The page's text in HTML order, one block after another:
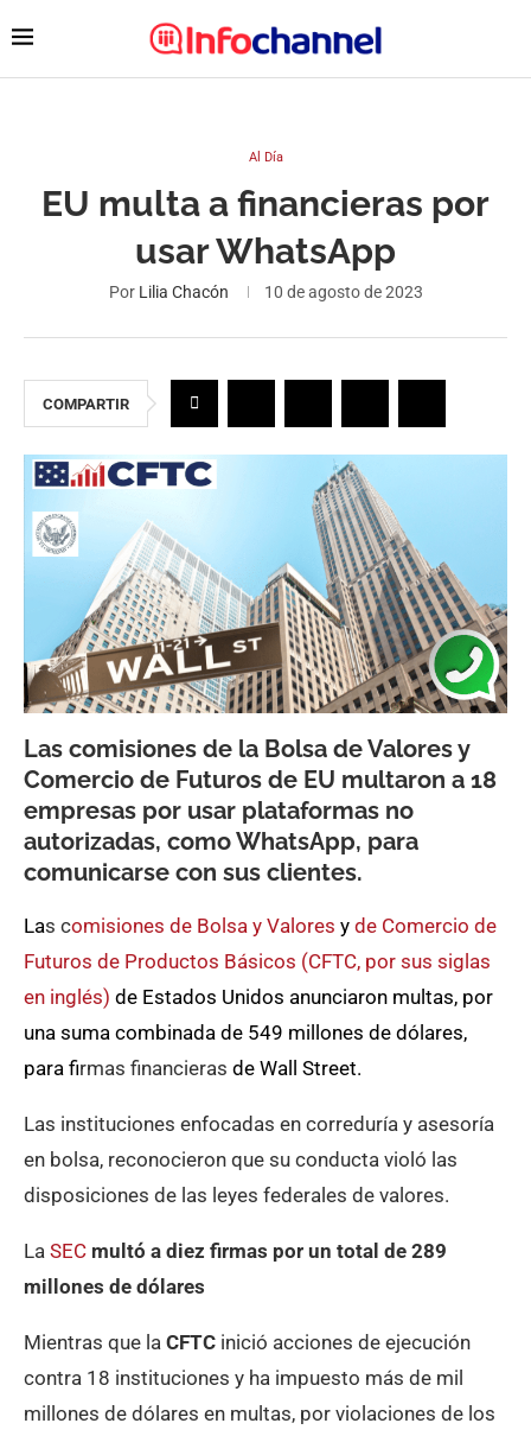
Al Día
EU multa a financieras por
usar WhatsApp
Por Lilia Chacón 10 de agosto de 2023
COMPARTIR
Las comisiones de la Bolsa de Valores y
Comercio de Futuros de EU multaron a 18
empresas por usar plataformas no
autorizadas, como WhatsApp, para
comunicarse con sus clientes.
Las comisiones de Bolsa y Valores y de Comercio de
Futuros de Productos Básicos (CFTC, por sus siglas
en inglés) de Estados Unidos anunciaron multas, por
una suma combinada de 549 millones de dólares,
para firmas financieras de Wall Street.
Las instituciones enfocadas en correduría y asesoría
en bolsa, reconocieron que su conducta violó las
disposiciones de las leyes federales de valores.
La SEC multó a diez firmas por un total de 289
millones de dólares
Mientras que la CFTC inició acciones de ejecución
contra 18 instituciones y ha impuesto más de mil
millones de dólares en multas, por violaciones de los